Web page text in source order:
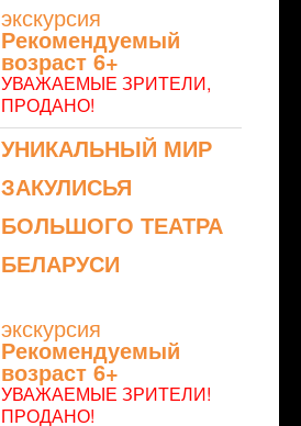
экскурсия
Рекомендуемый
возраст 6+
УВАЖАЕМЫЕ ЗРИТЕЛИ,
ПРОДАНО!
УНИКАЛЬНЫЙ МИР
ЗАКУЛИСЬЯ
БОЛЬШОГО ТЕАТРА
БЕЛАРУСИ
экскурсия
Рекомендуемый
возраст 6+
УВАЖАЕМЫЕ ЗРИТЕЛИ!
ПРОДАНО!